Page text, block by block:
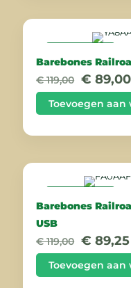
Barebones
€119,00
prijs
was:
€
€ 89,00
Toevoegen
Barebones
USB
€119,00
prijs
was:
€
€ 89,25
Toevoegen